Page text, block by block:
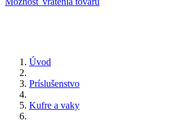
Úvod
Príslušenstvo
Kufre a vaky